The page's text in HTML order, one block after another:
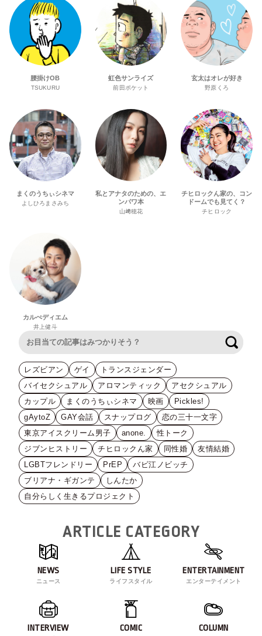
腰掛けOB
TSUKURU
虹色サンライズ
前田ポケット
玄太はオレが好き
野原くろ
まくのうちぃシネマ
よしひろまさみち
私とアナタのための、エ
ンパワ本
山﨑穂花
チヒロックん家の、コン
ドームでも見てく？
チヒロック
カルぺディエム
井上健斗
レズビアン ゲイ
トランスジェンダー
バイセクシュアル
アロマンティック
アセクシュアル
カップル
まくのうちぃシネマ 映画
Pickles!
gAytoZ
GAY会話 スナップログ
恋の三十一文字
東京アイスクリーム男子
anone.
性トーク
ジブンヒストリー
チヒロックん家 同性婚
友情結婚
LGBTフレンドリー
PrEP
バビ江ノビッチ
ブリアナ・ギガンテ
しんたか
自分らしく生きるプロジェクト
ARTICLE CATEGORY
NEWS
ニュース
LIFE STYLE
ライフスタイル
ENTERTAINMENT
エンターテイメント
INTERVIEW COMIC COLUMN